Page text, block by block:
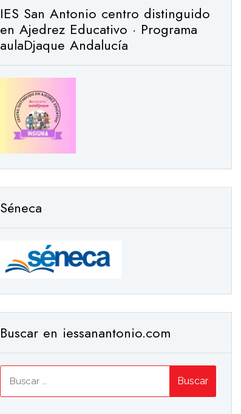
IES San Antonio centro distinguido
en Ajedrez Educativo · Programa
aulaDjaque Andalucía
Séneca
Buscar en iessanantonio.com